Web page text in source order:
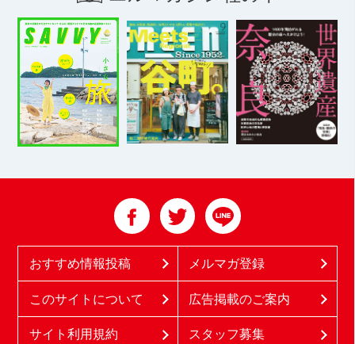
おすすめ情報投稿 メルマガ登録
このサイトについて 広告掲載のご案内
サイト利用規約 スタッフ募集